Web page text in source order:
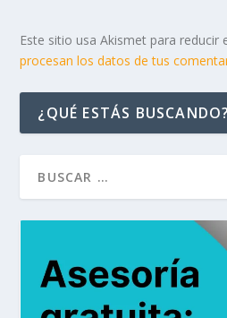
Este sitio usa Akismet para reducir
procesan los datos de tus
¿QUÉ ESTÁS BUSCANDO?